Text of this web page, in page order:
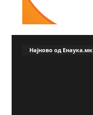
Најново од Енаука.мк